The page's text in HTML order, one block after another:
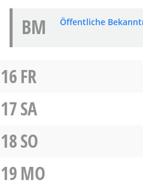
BM Öffentliche
16FR
17SA
18SO
19MO